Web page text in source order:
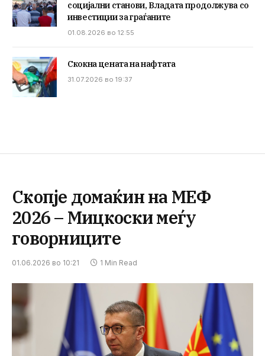
социјални станови, Владата продолжува со
инвестиции за граѓаните
01.08.2026 во 12:55
Скокна цената на нафтата
31.07.2026 во 19:37
Скопје домаќин на МЕФ
2026 – Мицкоски меѓу
говорниците
01.06.2026 во 10:21 1 Min Read